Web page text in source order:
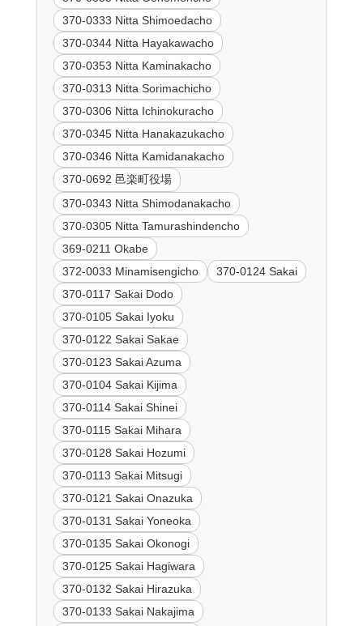
370-0333 Nitta Shimoedacho
370-0344 Nitta Hayakawacho
370-0353 Nitta Kaminakacho
370-0313 Nitta Sorimachicho
370-0306 Nitta Ichinokuracho
370-0345 Nitta Hanakazukacho
370-0346 Nitta Kamidanakacho
370-0692 邑楽町役場
370-0343 Nitta Shimodanakacho
370-0305 Nitta Tamurashindencho
369-0211 Okabe
372-0033 Minamisengicho
370-0124 Sakai
370-0117 Sakai Dodo
370-0105 Sakai Iyoku
370-0122 Sakai Sakae
370-0123 Sakai Azuma
370-0104 Sakai Kijima
370-0114 Sakai Shinei
370-0115 Sakai Mihara
370-0128 Sakai Hozumi
370-0113 Sakai Mitsugi
370-0121 Sakai Onazuka
370-0131 Sakai Yoneoka
370-0135 Sakai Okonogi
370-0125 Sakai Hagiwara
370-0132 Sakai Hirazuka
370-0133 Sakai Nakajima